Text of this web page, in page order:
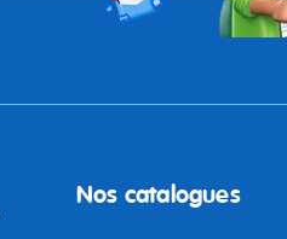
Nos catalogues